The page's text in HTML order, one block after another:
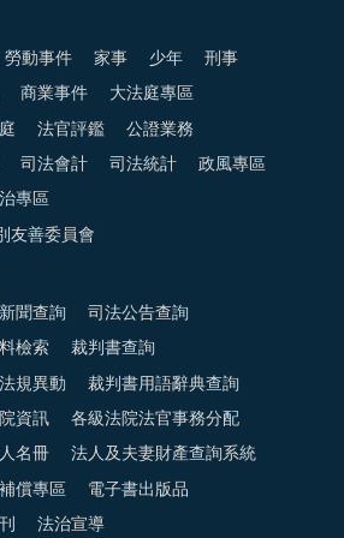
勞動事件 家事 少年 刑事
商業事件 大法庭專區
法官評鑑 公證業務
司法會計 司法統計 政風專區
專區
友善委員會
聞查詢 司法公告查詢
檢索 裁判書查詢
規異動 裁判書用語辭典查詢
資訊 各級法院法官事務分配
名冊 法人及夫妻財產查詢系統
償專區 電子書出版品
法治宣導